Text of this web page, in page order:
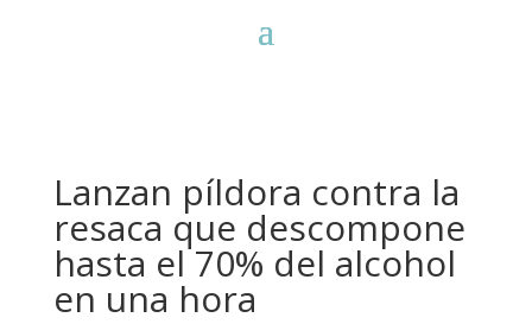
Lanzan píldora contra la
resaca que descompone
hasta el 70% del alcohol
en una hora